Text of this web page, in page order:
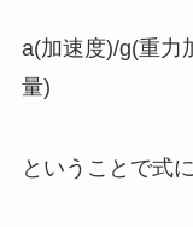
a(加速度)/g(重力
量)
ということで式